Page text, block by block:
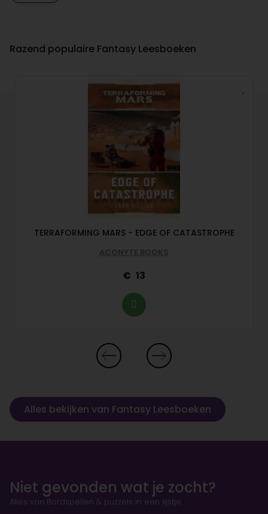
Razend populaire Fantasy Leesboeken
TERRAFORMING MARS - EDGE OF CATASTROPHE
ACONYTE BOOKS
13
Alles bekijken van Fantasy Leesboeken
Niet gevonden wat je zocht?
Alles van Bordspellen & puzzels in een lijstje.